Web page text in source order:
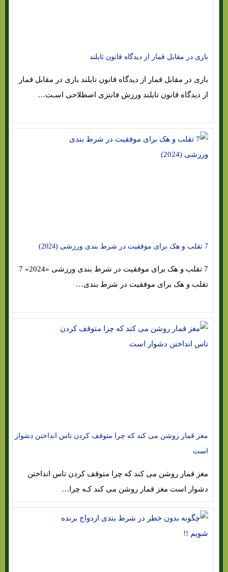
بازی در مقابل قمار از دیدگاه قانون تایلند
بازی در مقابل قمار از دیدگاه قانون تایلند بازی در مقابل قمار
از دیدگاه قانون تایلند ورزش فانتزی اصطلاحی اسـت…
7 تقلب و هک برای موفقیت در شرط بندی ورزشی (2024)
7 تقلب و هک برای موفقیت در شرط بندی ورزشی «2024» 7
تقلب و هک برای موفقیت در شرط بندی…
مغز قمار روشن می کند که چرا متوقف کردن تاس انداختن دشوار
است
مغز قمار روشن می کند که چرا متوقف کردن تاس انداختن
دشوار است مغز قمار روشن می کند کـه چرا…